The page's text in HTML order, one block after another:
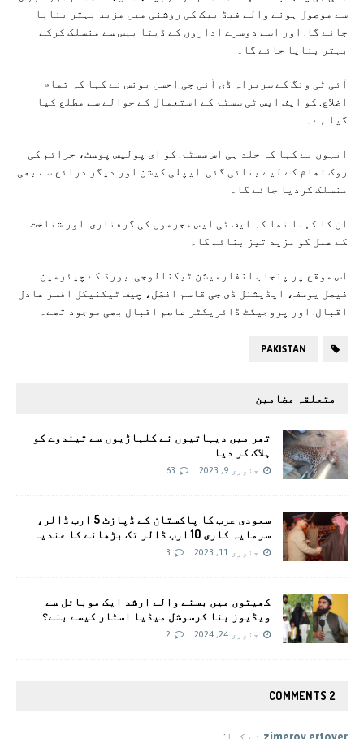
سے موصول ہونے والے فیڈ بیک کی روشنی میں مزید بہتر بنایا
جائے گا. اور اسے دوسرے اداروں کے ڈیٹا بیس سے منسلک کرکے
بہتر بنایا جائے گا۔
آئی ٹی ونگ کے سربراہ ڈی آئی جی احسن یونس نے کہا کہ تمام
اضلاع. کو ایف ایس ٹی سسٹم کے استعمال کے حوالے سے مطلع کیا
گیا ہے۔
انہوں نے کہا کہ جلد ہی اس سسٹم. کو ای پولیس پوسٹ، جرائم کی
روک تھام کے لیے بنائی گئی. ایپلی کیشن اور دیگر ذرائع سے بھی
منسلک کردیا جائے گا۔
ان کا کہنا تھا کہ ایف ٹی ایس مجرموں کی گرفتاری. اور شناخت
کے عمل کو مزید تیز بنائے گا۔
اس موقع پر پنجاب انفارمیشن ٹیکنالوجی. بورڈ کے چیئرمین
فیصل یوسف، ایڈیشنل ڈی جی قاسم افضل، چیف ٹیکنیکل افسر عادل
اقبال. اور پروجیکٹ ڈائریکٹر عاصم اقبال بھی موجود تھے۔
PAKISTAN
متعلقہ مضامین
تھر میں دیہاتیوں نے کلہاڑیوں سے تیندوے کو
ہلاک کر دیا
جنوری 9, 2023 63
سعودی عرب کا پاکستان کے ڈپازٹ 5 ارب ڈالر،
سرمایہ کاری 10 ارب ڈالر تک بڑھانے کا عندیہ
جنوری 11, 2023 3
کھیتوں میں بسنے والے ارشد ایک موبائل سے
ویڈیوز بنا کرسوشل میڈیا اسٹار کیسے بنے؟
جنوری 24, 2024 2
2 COMMENTS